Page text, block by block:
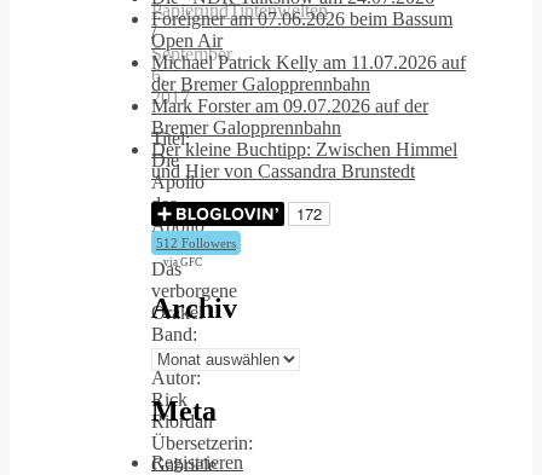
PapierundTintenwelten
/
September
6,
2017
Titel:
Die
Apollo
des
Apollo
–
Das
verborgene
Orakel
Band:
1
Autor:
Rick
Riordan
Übersetzerin:
Gabriele
Foreigner am 07.06.2026 beim Bassum
Open Air
Michael Patrick Kelly am 11.07.2026 auf
der Bremer Galopprennbahn
Mark Forster am 09.07.2026 auf der
Bremer Galopprennbahn
Der kleine Buchtipp: Zwischen Himmel
und Hier von Cassandra Brunstedt
512 Followers
via GFC
Archiv
Archiv
Meta
Registrieren